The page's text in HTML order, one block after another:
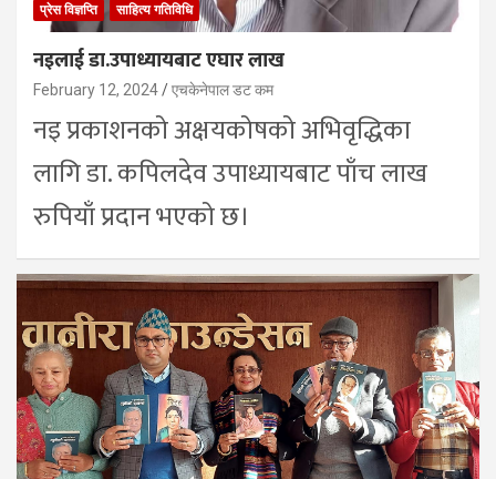
प्रेस विज्ञप्ति साहित्य गतिविधि
नइलाई डा.उपाध्यायबाट एघार लाख
February 12, 2024 एचकेनेपाल डट कम
नइ प्रकाशनको अक्षयकोषको अभिवृद्धिका
लागि डा. कपिलदेव उपाध्यायबाट पाँच लाख
रुपियाँ प्रदान भएको छ।